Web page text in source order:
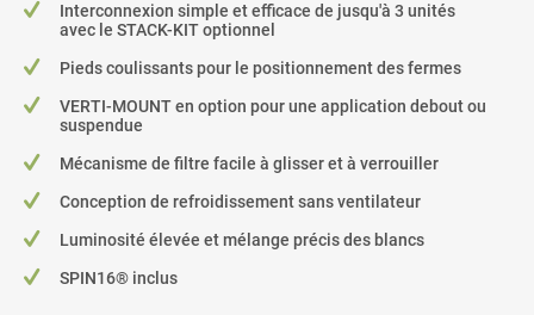
Interconnexion simple et efficace de jusqu'à 3 unités
avec le STACK-KIT optionnel
Pieds coulissants pour le positionnement des fermes
VERTI-MOUNT en option pour une application debout ou
suspendue
Mécanisme de filtre facile à glisser et à verrouiller
Conception de refroidissement sans ventilateur
Luminosité élevée et mélange précis des blancs
SPIN16® inclus